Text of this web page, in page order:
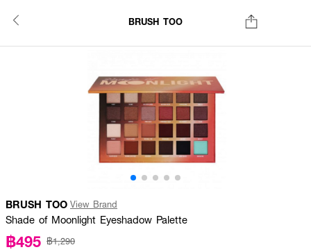
BRUSH TOO
BRUSH TOO View Brand
Shade of Moonlight Eyeshadow Palette
฿495 ฿1,290